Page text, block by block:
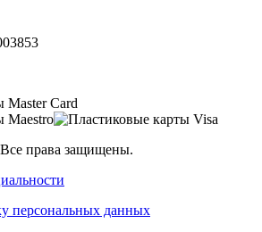
права защищены.
персональных данных